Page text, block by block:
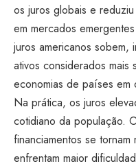
os juros globais e
em mercados
juros americanos sobem,
ativos considerados
economias de países em
Na prática, os juros
cotidiano da população.
financiamentos se
enfrentam maior